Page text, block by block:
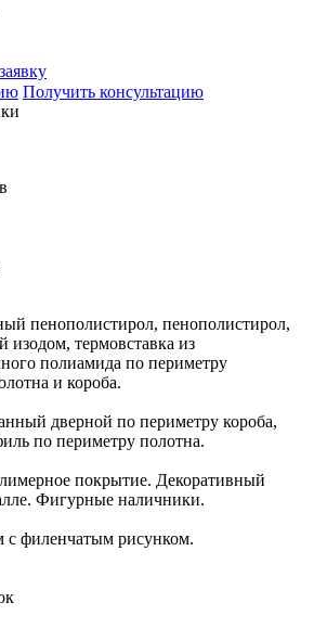
Получить консультацию
пенополистирол, пенополистирол,
изодом, термовставка из
полиамида по периметру
и короба.
дверной по периметру короба,
по периметру полотна.
покрытие. Декоративный
Фигурные наличники.
филенчатым рисунком.